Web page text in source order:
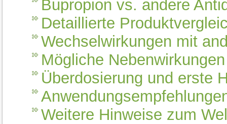
Bupropion vs. andere
Detaillierte
Wechselwirkungen mit
Mögliche Nebenwirkungen
Überdosierung und erste
Weitere Hinweise zum